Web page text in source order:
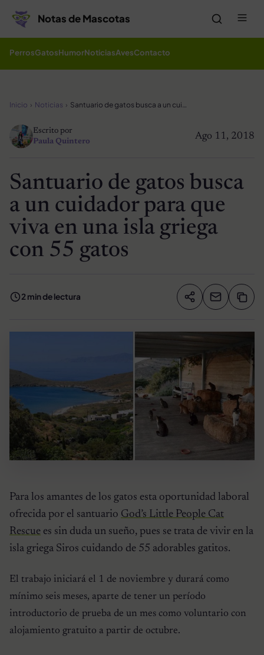
Notas de Mascotas
PerrosGatosHumorNoticiasAvesContacto
Inicio Noticias Santuario de gatos busca a un cuidador para que viva en una isla griega con 55 gatos
Ago 11, 2018
Escrito por
Paula Quintero
Santuario de gatos busca
a un cuidador para que
viva en una isla griega
con 55 gatos
2 min de lectura Compartir
Para los amantes de los gatos esta oportunidad laboral
ofrecida por el santuario God’s Little People Cat
Rescue es sin duda un sueño, pues se trata de vivir en la
isla griega Siros cuidando de 55 adorables gatitos.
El trabajo iniciará el 1 de noviembre y durará como
mínimo seis meses, aparte de tener un período
introductorio de prueba de un mes como voluntario con
alojamiento gratuito a partir de octubre.